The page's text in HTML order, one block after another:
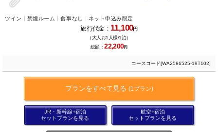
ツイン 禁煙ルーム 食事なし ネット申込み限定
旅行代金： 11,100円
（大人お1人様/1泊）
総額：22,200円
コースコード[WA2586525-19T102]
プランをすべて見る (1プラン)
JR・新幹線+宿泊
セットプランを見る
航空+宿泊
セットプランを見る